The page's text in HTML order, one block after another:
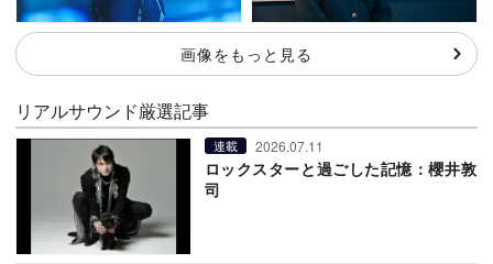
画像をもっと見る
リアルサウンド厳選記事
連載 2026.07.11
ロックスターと過ごした記憶：櫻井敦
司